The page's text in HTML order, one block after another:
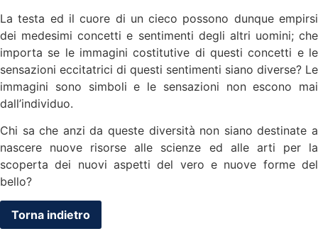
La testa ed il cuore di un cieco possono dunque empirsi
dei medesimi concetti e sentimenti degli altri uomini; che
importa se le immagini costitutive di questi concetti e le
sensazioni eccitatrici di questi sentimenti siano diverse? Le
immagini sono simboli e le sensazioni non escono mai
dall’individuo.
Chi sa che anzi da queste diversità non siano destinate a
nascere nuove risorse alle scienze ed alle arti per la
scoperta dei nuovi aspetti del vero e nuove forme del
bello?